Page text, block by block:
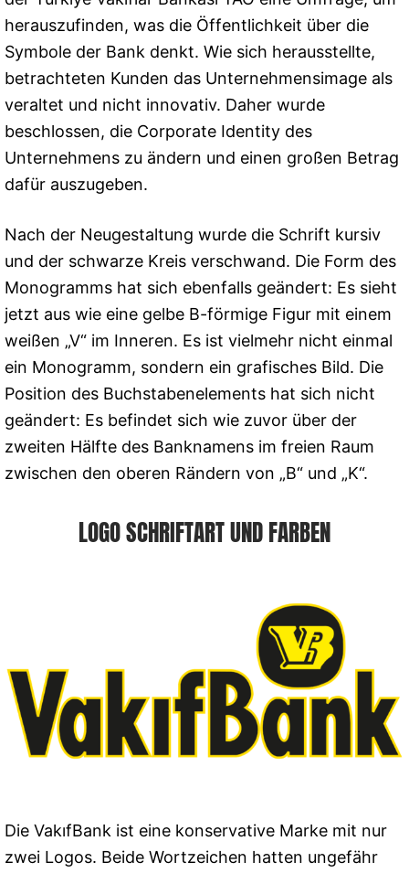
herauszufinden, was die Öffentlichkeit über die
Symbole der Bank denkt. Wie sich herausstellte,
betrachteten Kunden das Unternehmensimage als
veraltet und nicht innovativ. Daher wurde
beschlossen, die Corporate Identity des
Unternehmens zu ändern und einen großen Betrag
dafür auszugeben.
Nach der Neugestaltung wurde die Schrift kursiv
und der schwarze Kreis verschwand. Die Form des
Monogramms hat sich ebenfalls geändert: Es sieht
jetzt aus wie eine gelbe B-förmige Figur mit einem
weißen „V“ im Inneren. Es ist vielmehr nicht einmal
ein Monogramm, sondern ein grafisches Bild. Die
Position des Buchstabenelements hat sich nicht
geändert: Es befindet sich wie zuvor über der
zweiten Hälfte des Banknamens im freien Raum
zwischen den oberen Rändern von „B“ und „K“.
LOGO SCHRIFTART UND FARBEN
Die VakıfBank ist eine konservative Marke mit nur
zwei Logos. Beide Wortzeichen hatten ungefähr